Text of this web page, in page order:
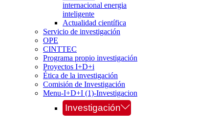
internacional energia
inteligente
Actualidad científica
Servicio de investigación
OPE
CINTTEC
Programa propio investigación
Proyectos I+D+i
Ética de la investigación
Comisión de Investigación
Menu-I+D+I (1)-Investigacion
Investigación